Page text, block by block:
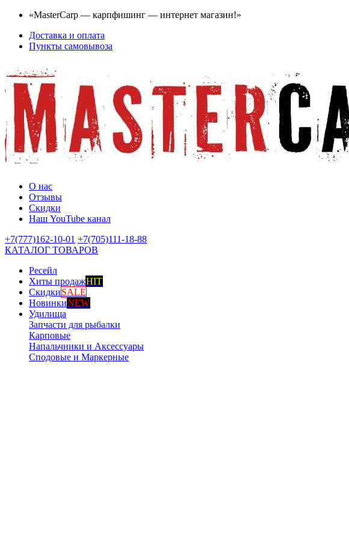
«MasterCarp — карпфишинг — интернет магазин!»
Доставка и оплата
Пункты самовывоза
О нас
Отзывы
Скидки
Наш YouTube канал
+7(777)162-10-01 +7(705)111-18-88
КАТАЛОГ ТОВАРОВ
Ресейл
Хиты продажHIT
СкидкиSALE
НовинкиNEW
Удилища
Запчасти для рыбалки
Карповые
Напальчники и Аксессуары
Сподовые и Маркерные